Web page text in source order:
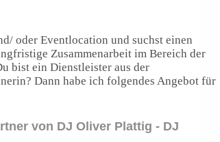
oder Eventlocation und suchst einen
Zusammenarbeit im Bereich der
bist ein Dienstleister aus der
Dann habe ich folgendes Angebot für
von DJ Oliver Plattig - DJ